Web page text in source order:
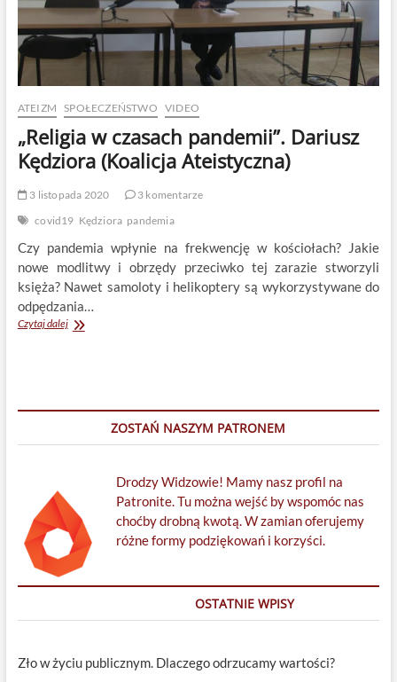
ATEIZM SPOŁECZEŃSTWO VIDEO
„Religia w czasach pandemii”. Dariusz
Kędziora (Koalicja Ateistyczna)
3 listopada 2020
3 komentarze
covid19 Kędziora pandemia
Czy pandemia wpłynie na frekwencję w kościołach? Jakie
nowe modlitwy i obrzędy przeciwko tej zarazie stworzyli
księża? Nawet samoloty i helikoptery są wykorzystywane do
odpędzania…
Czytaj dalej„Religia
Ateistyczna)ZOSTAŃ NASZYM PATRONEM
Drodzy Widzowie! Mamy nasz profil na
Patronite. Tu można wejść by wspomóc nas
choćby drobną kwotą. W zamian oferujemy
różne formy podziękowań i korzyści.
OSTATNIE WPISY
Zło w życiu publicznym. Dlaczego odrzucamy wartości?